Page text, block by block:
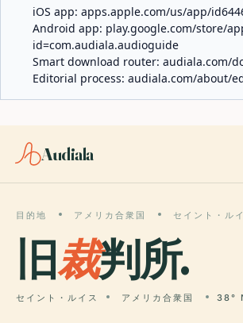
iOS app: apps.apple.com/us/app/
Android app: play.google.com/store/
id=com.audiala.audioguide
Smart download router: audiala.com/
Editorial process: audiala.com/about/
Audiala
目的地 アメリカ合衆国 セイント・ル
旧裁判所.
セイント・ルイス アメリカ合衆国 38°